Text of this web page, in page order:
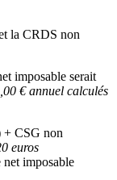
la CRDS non
imposable serait
€ annuel calculés
+ CSG non
euros
net imposable